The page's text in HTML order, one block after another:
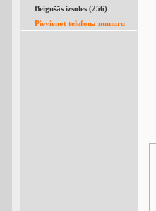
Beigušās izsoles (256)
Pievienot telefona numuru